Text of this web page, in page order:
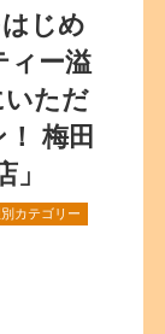
じめ
ィー溢
いただ
梅田
」
カテゴリー